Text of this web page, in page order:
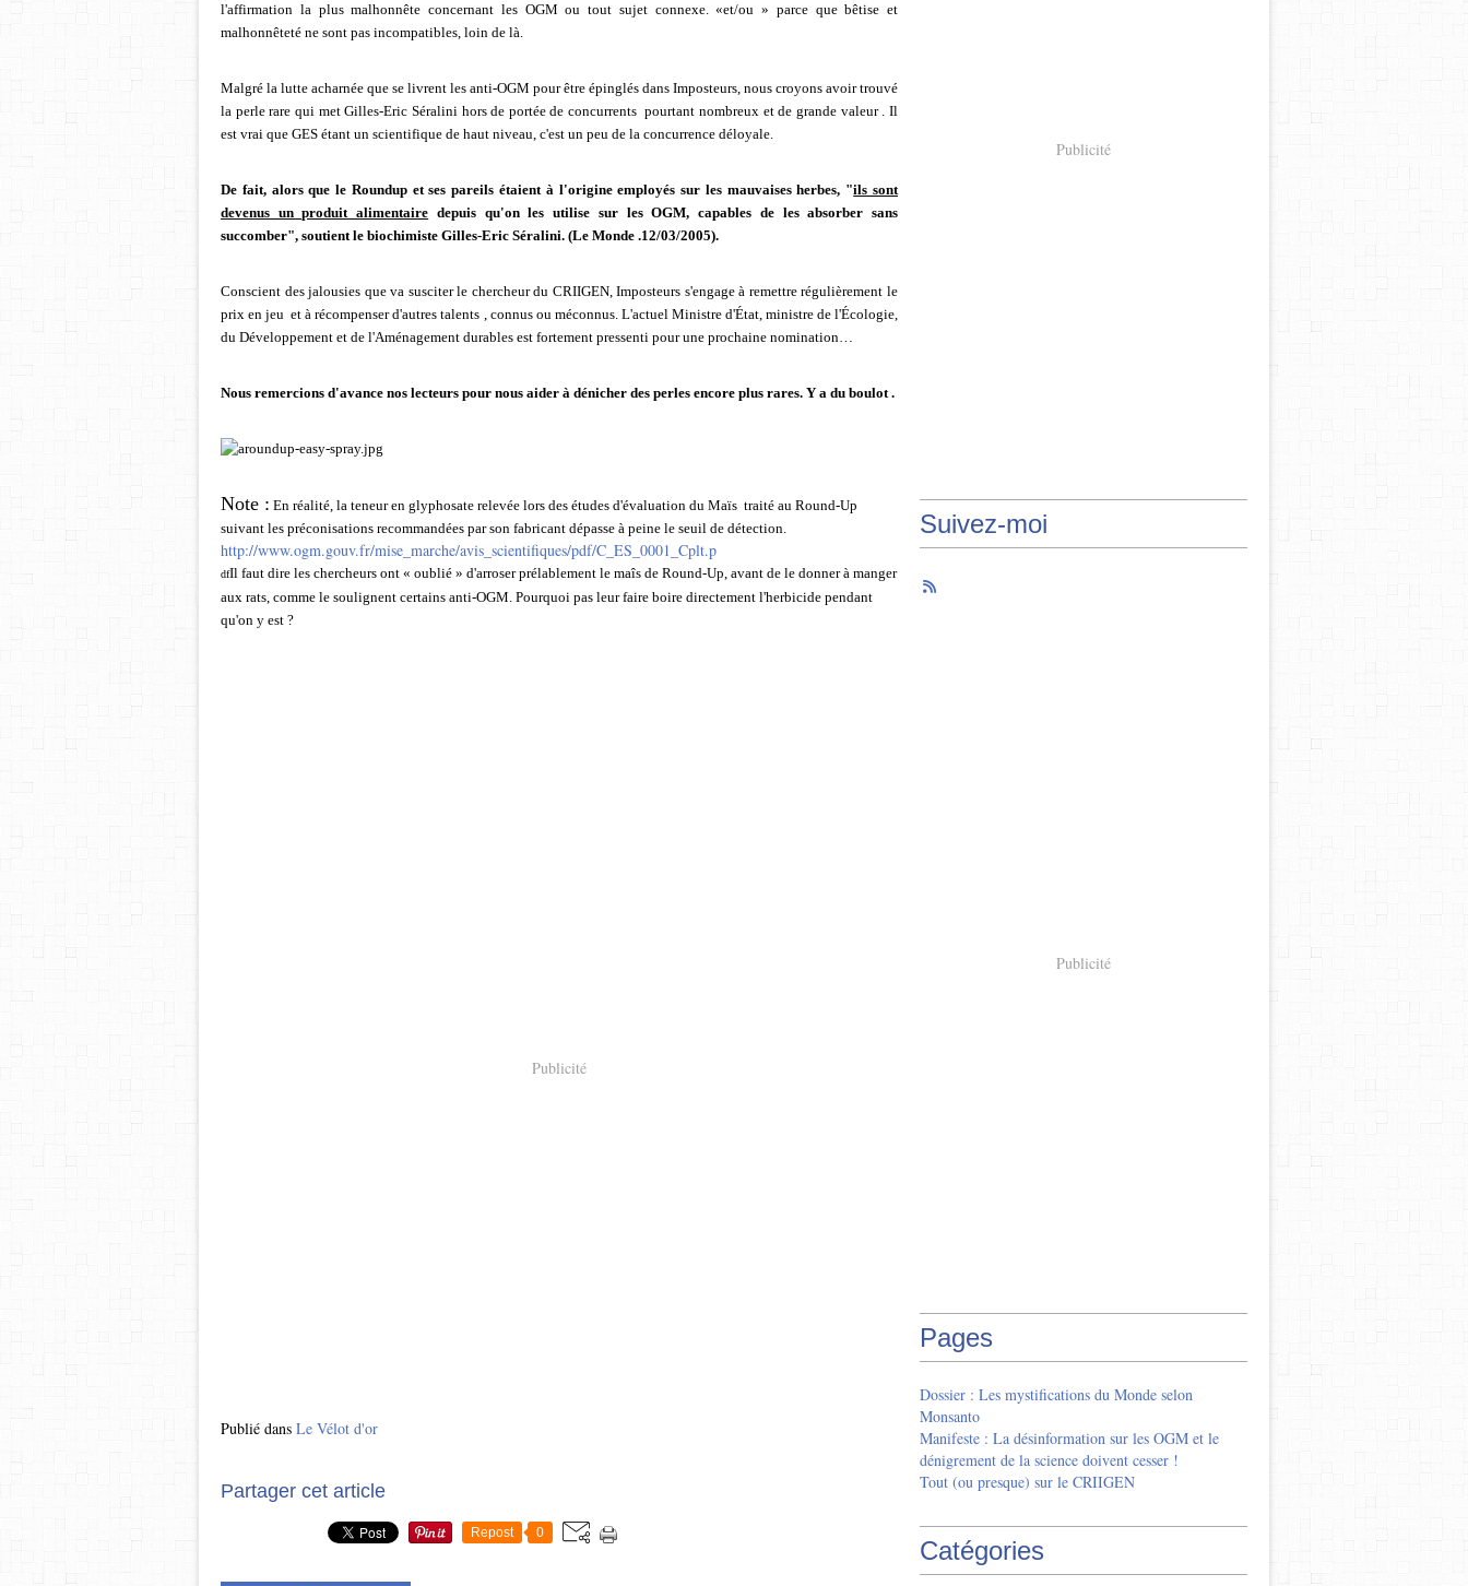
l'affirmation la plus malhonnête concernant les OGM ou tout sujet connexe. «et/ou » parce que bêtise et
malhonnêteté ne sont pas incompatibles, loin de là.
Malgré la lutte acharnée que se livrent les anti-OGM pour être épinglés dans Imposteurs, nous croyons avoir trouvé
la perle rare qui met Gilles-Eric Séralini hors de portée de concurrents pourtant nombreux et de grande valeur . Il
est vrai que GES étant un scientifique de haut niveau, c'est un peu de la concurrence déloyale.
De fait, alors que le Roundup et ses pareils étaient à l'origine employés sur les mauvaises herbes, "ils sont
devenus un produit alimentaire depuis qu'on les utilise sur les OGM, capables de les absorber sans
succomber", soutient le biochimiste Gilles-Eric Séralini. (Le Monde .12/03/2005).
Conscient des jalousies que va susciter le chercheur du CRIIGEN, Imposteurs s'engage à remettre régulièrement le
prix en jeu et à récompenser d'autres talents , connus ou méconnus. L'actuel Ministre d'État, ministre de l'Écologie,
du Développement et de l'Aménagement durables est fortement pressenti pour une prochaine nomination…
Nous remercions d'avance nos lecteurs pour nous aider à dénicher des perles encore plus rares. Y a du boulot .
Note : En réalité, la teneur en glyphosate relevée lors des études d'évaluation du Maïs traité au Round-Up
suivant les préconisations recommandées par son fabricant dépasse à peine le seuil de détection.
http://www.ogm.gouv.fr/mise_marche/avis_scientifiques/pdf/C_ES_0001_Cplt.p
dfIl faut dire les chercheurs ont « oublié » d'arroser prélablement le maîs de Round-Up, avant de le donner à manger
aux rats, comme le soulignent certains anti-OGM. Pourquoi pas leur faire boire directement l'herbicide pendant
qu'on y est ?
Publicité
Publié dans Le Vélot d'or
Partager cet article
Repost 0
Publicité
Suivez-moi
Publicité
Pages
Dossier : Les mystifications du Monde selon
Monsanto
Manifeste : La désinformation sur les OGM et le
dénigrement de la science doivent cesser !
Tout (ou presque) sur le CRIIGEN
Catégories